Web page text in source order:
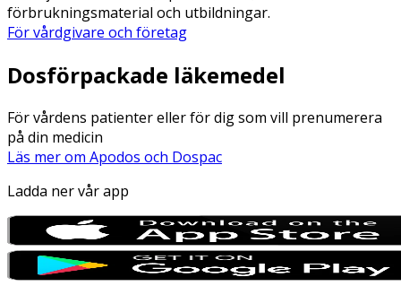
förbrukningsmaterial och utbildningar.
För vårdgivare och företag
Dosförpackade läkemedel
För vårdens patienter eller för dig som vill prenumerera
på din medicin
Läs mer om Apodos och Dospac
Ladda ner vår app